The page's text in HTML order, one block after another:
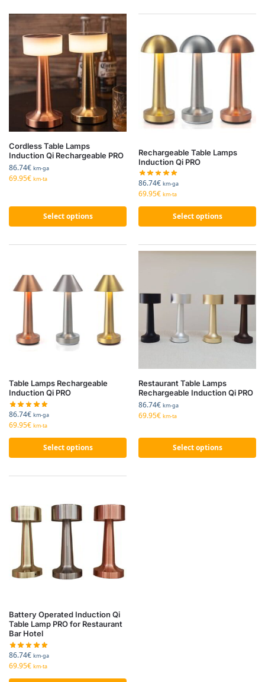
Cordless Table Lamps
Induction Qi Rechargeable PRO
86.74€ km-ga
69.95€ km-ta
Select options
Rechargeable Table Lamps
Induction Qi PRO
86.74€ km-ga
69.95€ km-ta
Select options
Table Lamps Rechargeable
Induction Qi PRO
86.74€ km-ga
69.95€ km-ta
Select options
Restaurant Table Lamps
Rechargeable Induction Qi PRO
86.74€ km-ga
69.95€ km-ta
Select options
Battery Operated Induction Qi
Table Lamp PRO for Restaurant
Bar Hotel
86.74€ km-ga
69.95€ km-ta